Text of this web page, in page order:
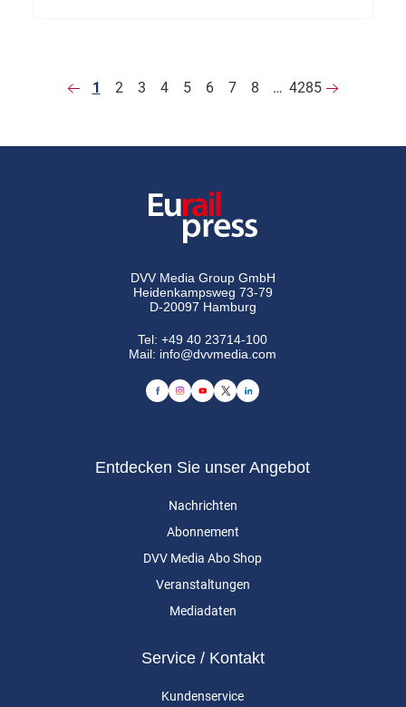
1 2 3 4 5 6 7 8 … 4285
DVV Media Group GmbH
Heidenkampsweg 73-79
D-20097 Hamburg
Tel:+49 40 23714-100
Mail: info@dvvmedia.com
Entdecken Sie unser Angebot
Nachrichten
Abonnement
DVV Media Abo Shop
Veranstaltungen
Mediadaten
Service / Kontakt
Kundenservice